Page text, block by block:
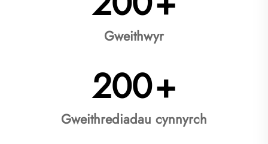
Gweithwyr
200+
Gweithrediadau cynnyrch